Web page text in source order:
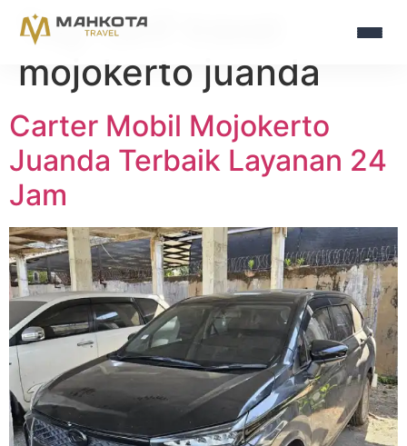
Tag:tarif travel
mojokerto juanda
Carter Mobil Mojokerto
Juanda Terbaik Layanan 24
Jam